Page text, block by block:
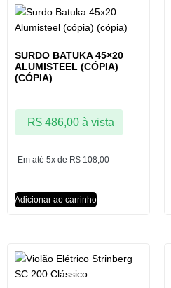
SURDO BATUKA 45×20
ALUMISTEEL (CÓPIA)
(CÓPIA)
Em até 5x de R$ 108,00
R$486,00 à vista
Adicionar ao carrinho